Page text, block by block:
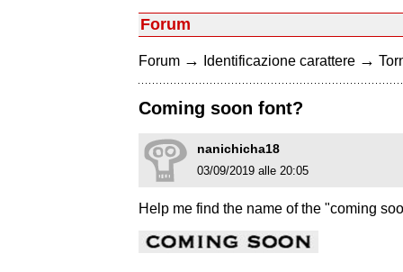
Forum
Forum → Identificazione carattere →
Coming soon font?
nanichicha18
03/09/2019 alle 20:05
Help me find the name of the "coming